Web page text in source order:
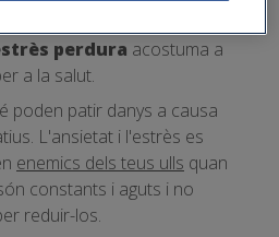
perdura acostuma a
a la salut.
poden patir danys a causa
L'ansietat i l'estrès es
enemics dels teus ulls quan
constants i aguts i no
reduir-los.